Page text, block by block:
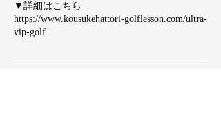
▼詳細はこちら
https://www.kousukehattori-golflesson.com/ultra-
vip-golf